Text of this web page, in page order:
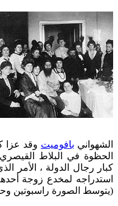
الشهوانيبافوميتوقد عزا
الحظوة في البلاط
كبار رجال الدولة ، الأمر
استدراجه لمخدع زوجة
(يتوسط الصورة راسبوتين